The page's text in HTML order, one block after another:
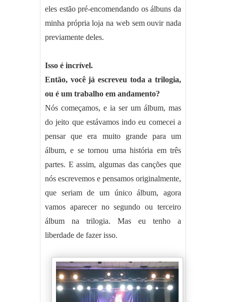
eles estão pré-encomendando os álbuns da
minha própria loja na web sem ouvir nada
previamente deles.
Isso é incrível.
Então, você já escreveu toda a trilogia,
ou é um trabalho em andamento?
Nós começamos, e ia ser um álbum, mas
do jeito que estávamos indo eu comecei a
pensar que era muito grande para um
álbum, e se tornou uma história em três
partes. E assim, algumas das canções que
nós escrevemos e pensamos originalmente,
que seriam de um único álbum, agora
vamos aparecer no segundo ou terceiro
álbum na trilogia. Mas eu tenho a
liberdade de fazer isso.